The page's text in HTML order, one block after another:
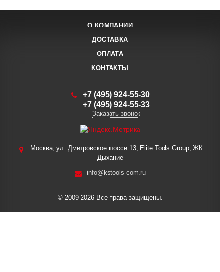
О КОМПАНИИ
ДОСТАВКА
ОПЛАТА
КОНТАКТЫ
+7 (495) 924-55-30
+7 (495) 924-55-33
Заказать звонок
Москва, ул. Дмитровское шоссе 13, Elite Tools Group, ЖК
Дыхание
info@kstools-com.ru
© 2009-2026 Все права защищены.